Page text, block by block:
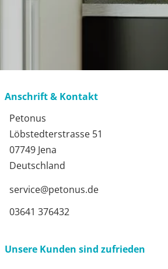
Anschrift & Kontakt
Petonus
Löbstedterstrasse 51
07749 Jena
Deutschland
service@petonus.de
03641 376432
Unsere Kunden sind zufrieden